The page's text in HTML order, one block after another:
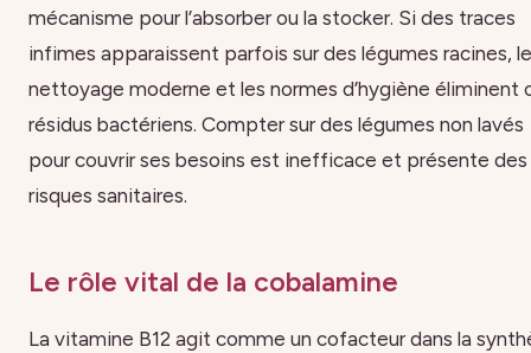
mécanisme pour l’absorber ou la stocker. Si des traces
infimes apparaissent parfois sur des légumes racines, le
nettoyage moderne et les normes d’hygiène éliminent
résidus bactériens. Compter sur des légumes non lavés
pour couvrir ses besoins est inefficace et présente des
risques sanitaires.
Le rôle vital de la cobalamine
La vitamine B12 agit comme un cofacteur dans la